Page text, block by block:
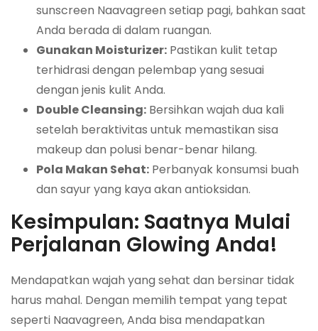
sunscreen Naavagreen setiap pagi, bahkan saat
Anda berada di dalam ruangan.
Gunakan Moisturizer: Pastikan kulit tetap
terhidrasi dengan pelembap yang sesuai
dengan jenis kulit Anda.
Double Cleansing: Bersihkan wajah dua kali
setelah beraktivitas untuk memastikan sisa
makeup dan polusi benar-benar hilang.
Pola Makan Sehat: Perbanyak konsumsi buah
dan sayur yang kaya akan antioksidan.
Kesimpulan: Saatnya Mulai
Perjalanan Glowing Anda!
Mendapatkan wajah yang sehat dan bersinar tidak
harus mahal. Dengan memilih tempat yang tepat
seperti Naavagreen, Anda bisa mendapatkan